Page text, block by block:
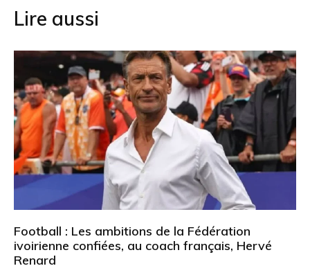
Lire aussi
Football : Les ambitions de la Fédération
ivoirienne confiées, au coach français, Hervé
Renard